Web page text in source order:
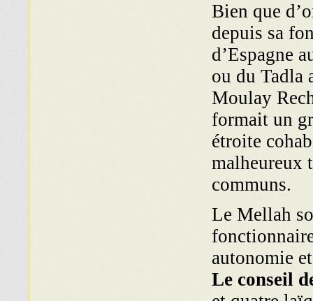
Bien que
depuis sa
d’Espagne
ou du Tadla
Moulay
formait un
étroite
malheureux
communs.
Le Mellah
autonomie
Le conseil